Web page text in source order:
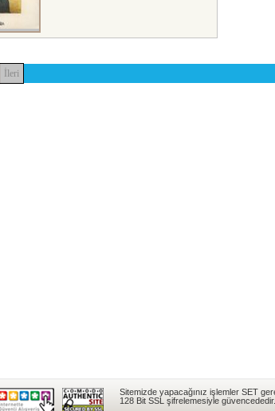
İleri
Sitemizde yapacağınız işlemler SET
128 Bit SSL şifrelemesiyle güvencededir.